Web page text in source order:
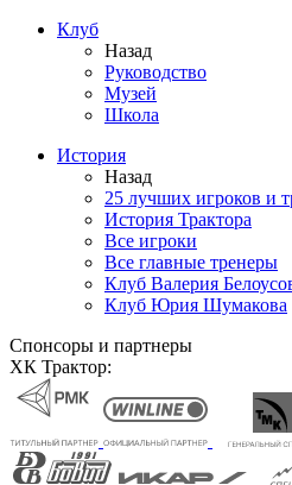
Клуб
Назад
Руководство
Музей
Школа
История
Назад
25 лучших игроков и
История Трактора
Все игроки
Все главные тренеры
Клуб Валерия
Клуб Юрия Шумакова
Спонсоры и партнеры
ХК Трактор: